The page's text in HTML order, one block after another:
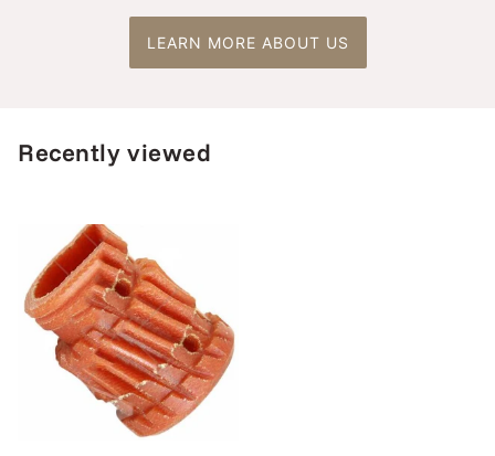
LEARN MORE ABOUT US
Recently viewed